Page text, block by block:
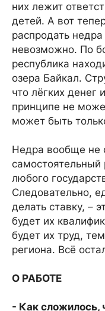
них лежит
детей. А вот
распродать
невозможно. По
республика
озера Байкал.
что лёгких денег
принципе не
может быть
Недра вообще не
самостоятельный
любого
Следовательно,
делать ставку, –
будет их
будет их труд,
региона. Всё
О РАБОТЕ
- Как сложилось,